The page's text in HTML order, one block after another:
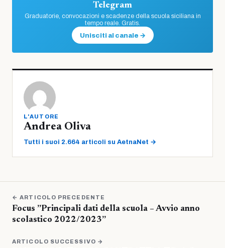
Telegram
Graduatorie, convocazioni e scadenze della scuola siciliana in
tempo reale. Gratis.
Unisciti al canale →
L'AUTORE
Andrea Oliva
Tutti i suoi 2.664 articoli su AetnaNet →
← ARTICOLO PRECEDENTE
Focus ”Principali dati della scuola – Avvio anno
scolastico 2022/2023”
ARTICOLO SUCCESSIVO →